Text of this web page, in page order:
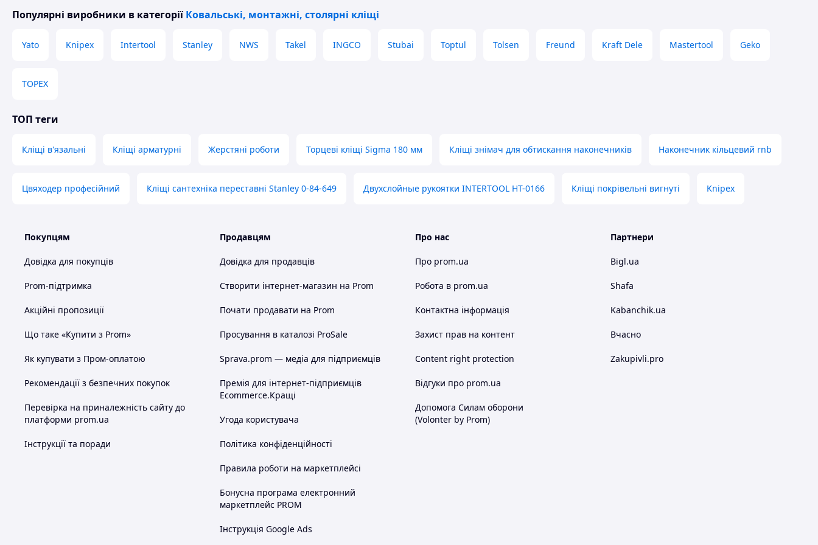
Популярні виробники в категорії Ковальські, монтажні, столярні кліщі
Yato Knipex Intertool Stanley NWS Takel INGCO Stubai Toptul Tolsen Freund Kraft Dele Mastertool Geko
TOPEX
ТОП теги
Кліщі в'язальні Кліщі арматурні Жерстяні роботи Торцеві кліщі Sigma 180 мм Кліщі знімач для обтискання наконечників Наконечник кільцевий rnb
Цвяходер професійний Кліщі сантехніка переставні Stanley 0-84-649 Двухслойные рукоятки INTERTOOL HT-0166 Кліщі покрівельні вигнуті Knipex
Покупцям
Довідка для покупців
Prom-підтримка
Акційні пропозиції
Що таке «Купити з Prom»
Як купувати з Пром-оплатою
Рекомендації з безпечних покупок
Перевірка на приналежність сайту до
платформи prom.ua
Інструкції та поради
Продавцям
Довідка для продавців
Створити інтернет-магазин на Prom
Почати продавати на Prom
Просування в каталозі ProSale
Sprava.prom — медіа для підприємців
Премія для інтернет-підприємців
Ecommerce.Кращі
Угода користувача
Політика конфіденційності
Правила роботи на маркетплейсі
Бонусна програма електронний
маркетплейс PROM
Інструкція Google Ads
Про нас
Про prom.ua
Робота в prom.ua
Контактна інформація
Захист прав на контент
Content right protection
Відгуки про prom.ua
Допомога Силам оборони
(Volonter by Prom)
Партнери
Bigl.ua
Shafa
Kabanchik.ua
Вчасно
Zakupivli.pro